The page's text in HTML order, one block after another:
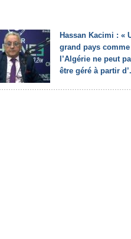
Hassan Kacimi : «
grand pays comme
l’Algérie ne peut
être géré à partir